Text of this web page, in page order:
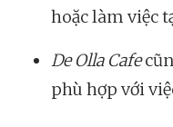
hoặc làm việc
De Olla Cafe
phù hợp với